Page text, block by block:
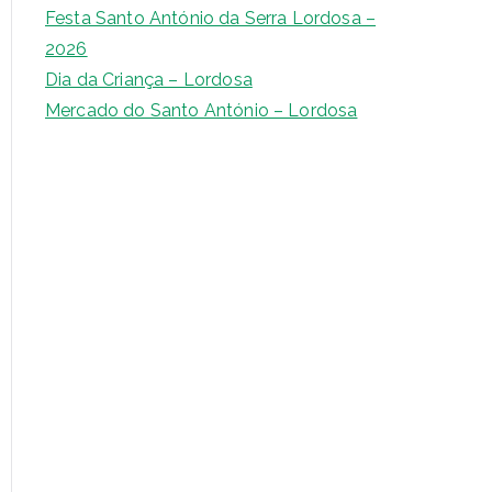
s
r
Festa Santo António da Serra Lordosa –
2026
Dia da Criança – Lordosa
Mercado do Santo António – Lordosa